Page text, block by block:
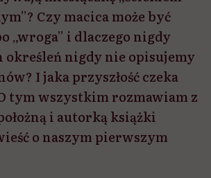
Czy macica może być
„wroga” i dlaczego nigdy
określeń nigdy nie opisujemy
I jaka przyszłość czeka
tym wszystkim rozmawiam z
i autorką książki
o naszym pierwszym